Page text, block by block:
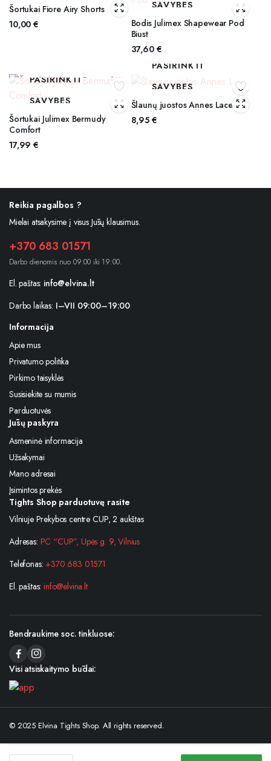
Šortukai Fiore Airy Shorts
10,00€
SAVYBES
Bodis Julimex Shapewear Pod
Biust
37,60 €
PASIRINKTI
SAVYBES
Šortukai Julimex Bermudy
Comfort
17,99€
PASIRINKTI
SAVYBES
Šlaunų juostos Annes Lace
8,95 €
Reikia pagalbos ?
Mielai atsakysime į visus Jūsų klausimus.
+370 683 01571
Darbo dienomis nuo 09:00 iki 19:00.
El. paštas: info@elvina.lt
Darbo laikas: I–VII 09:00–19:00
Informacija
Apie mus
Privatumo politika
Pirkimo taisyklės
Susisiekite su mumis
Parduotuvės
Jūsų paskyra
Asmeninė informacija
Užsakymai
Mano adresai
Įsimintos prekės
Tights Shop parduotuvę rasite
Vilniuje Prekybos centre CUP, 2 aukštas
Adresas: PC “CUP”, Upės g. 9, Vilnius
Telefonas: +370 683 01571
El. paštas:info@elvina.lt
Bendraukime soc. tinkluose:
Visi atsiskaitymo būdai:
© 2025 Elvina Tights Shop. All rights reserved.